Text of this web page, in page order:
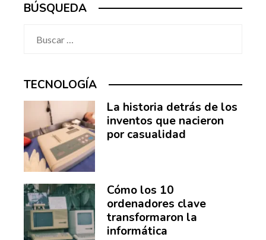
BÚSQUEDA
TECNOLOGÍA
La historia detrás de los
inventos que nacieron
por casualidad
Cómo los 10
ordenadores clave
transformaron la
informática